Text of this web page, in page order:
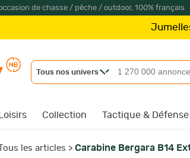
de chasse / pêche / outdoor, 100% français
Jumelles & lunette d'approche
Tous nos univers
Collection Tactique & Défense
Tous les articles > Carabine Bergara B14